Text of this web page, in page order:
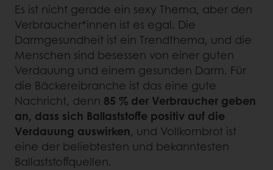
Es ist nicht gerade ein sexy Thema, aber den
Verbraucher*innen ist es egal. Die
Darmgesundheit ist ein Trendthema, und die
Menschen sind besessen von einer guten
Verdauung und einem gesunden Darm. Für
die Bäckereibranche ist das eine gute
Nachricht, denn 85 % der Verbraucher geben
an, dass sich Ballaststoffe positiv auf die
Verdauung auswirken, und Vollkornbrot ist
eine der beliebtesten und bekanntesten
Ballaststoffquellen.